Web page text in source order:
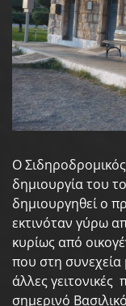
Ο
δημιουργία του
δημιουργηθεί ο
εκτινόταν γύρω
κυρίως από
που στη
άλλες
σημερινό